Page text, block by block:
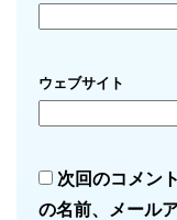
ウェブサイト
次回のコメン
の名前、メール